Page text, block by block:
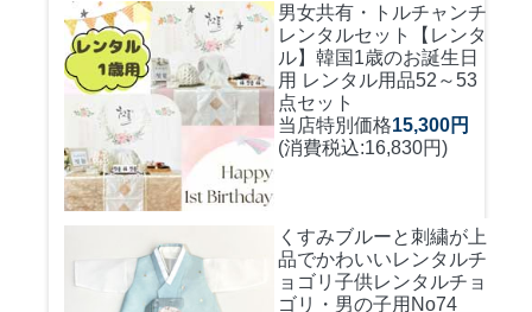
男女共有・トルチャンチ
レンタルセット
【レンタ
ル】韓国1歳のお誕生日
用 レンタル用品52～53
点セット
当店特別価格15,300円
(消費税込:16,830円)
くすみブルーと刺繍が上
品でかわいいレンタルチ
ョゴリ 子供レンタルチョ
ゴリ・男の子用No74